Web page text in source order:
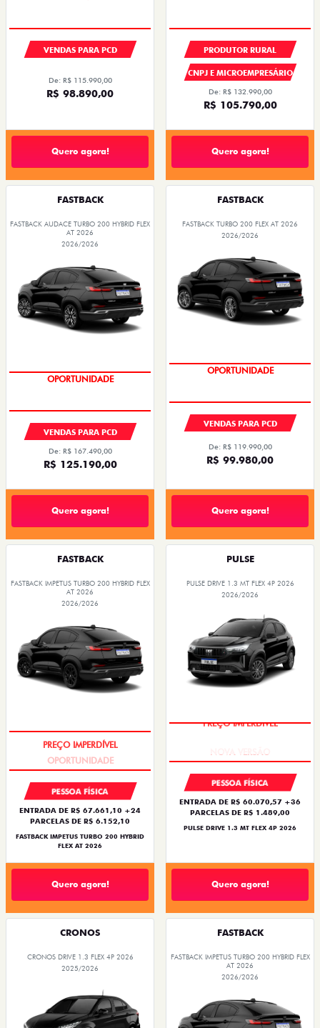
VENDAS PARA PCD
De: R$ 115.990,00
R$ 98.890,00
Quero agora!
PRODUTOR RURAL
CNPJ E MICROEMPRESÁRIO
De: R$ 132.990,00
R$ 105.790,00
Quero agora!
FASTBACK
FASTBACK AUDACE TURBO 200 HYBRID FLEX
AT 2026
2026/2026
OPORTUNIDADE
VENDAS PARA PCD
De: R$ 167.490,00
R$ 125.190,00
Quero agora!
FASTBACK
FASTBACK TURBO 200 FLEX AT 2026
2026/2026
OPORTUNIDADE
VENDAS PARA PCD
De: R$ 119.990,00
R$ 99.980,00
Quero agora!
FASTBACK
FASTBACK IMPETUS TURBO 200 HYBRID FLEX
AT 2026
2026/2026
PREÇO IMPERDÍVEL
PESSOA FÍSICA
ENTRADA DE R$ 67.661,10 +24
PARCELAS DE R$ 6.152,10
FASTBACK IMPETUS TURBO 200 HYBRID
FLEX AT 2026
Quero agora!
PULSE
PULSE DRIVE 1.3 MT FLEX 4P 2026
2026/2026
PREÇO IMPERDÍVEL
PESSOA FÍSICA
ENTRADA DE R$ 60.070,57 +36
PARCELAS DE R$ 1.489,00
PULSE DRIVE 1.3 MT FLEX 4P 2026
Quero agora!
CRONOS
CRONOS DRIVE 1.3 FLEX 4P 2026
2025/2026
FASTBACK
FASTBACK IMPETUS TURBO 200 HYBRID FLEX
AT 2026
2026/2026